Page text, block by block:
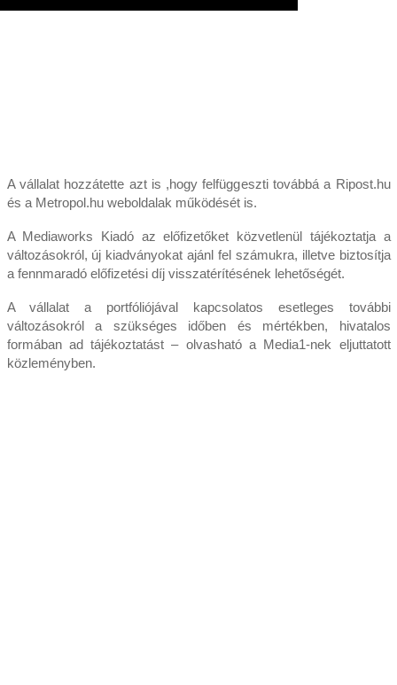
A vállalat hozzátette azt is ,hogy felfüggeszti továbbá a Ripost.hu
és a Metropol.hu weboldalak működését is.
A Mediaworks Kiadó az előfizetőket közvetlenül tájékoztatja a
változásokról, új kiadványokat ajánl fel számukra, illetve biztosítja
a fennmaradó előfizetési díj visszatérítésének lehetőségét.
A vállalat a portfóliójával kapcsolatos esetleges további
változásokról a szükséges időben és mértékben, hivatalos
formában ad tájékoztatást – olvasható a Media1-nek eljuttatott
közleményben.